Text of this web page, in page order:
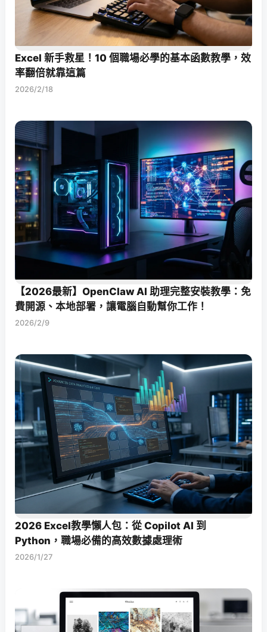
Excel 新手救星！10 個職場必學的基本函數教學，效
率翻倍就靠這篇
2026/2/18
【2026最新】OpenClaw AI 助理完整安裝教學：免
費開源、本地部署，讓電腦自動幫你工作！
2026/2/9
2026 Excel教學懶人包：從 Copilot AI 到
Python，職場必備的高效數據處理術
2026/1/27